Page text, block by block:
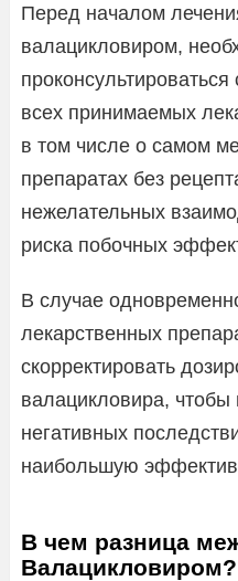
Перед началом
валацикловиром,
всех принимаемых
в том числе о самом
препаратах без
нежелательных
риска побочных
В случае
лекарственных
скорректировать
валацикловира,
негативных
наибольшую
В чем разница
Валацикловиром?